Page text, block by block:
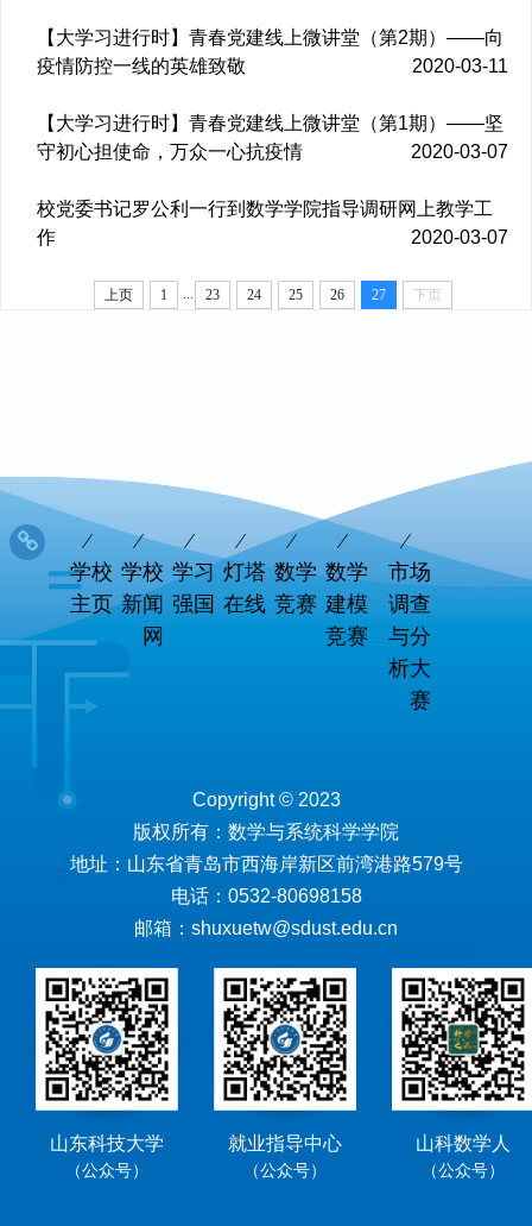
【大学习进行时】青春党建线上微讲堂（第2期）——向
疫情防控一线的英雄致敬
2020-03-11
【大学习进行时】青春党建线上微讲堂（第1期）——坚
守初心担使命，万众一心抗疫情
2020-03-07
校党委书记罗公利一行到数学学院指导调研网上教学工
作
2020-03-07
上页 1 ... 23 24 25 26 27 下页
学校
主页
学校
新闻
网
学习
强国
灯塔
在线
数学
竞赛
数学
建模
竞赛
市场
调查
与分
析大
赛
Copyright © 2023
版权所有：数学与系统科学学院
地址：山东省青岛市西海岸新区前湾港路579号
电话：0532-80698158
邮箱：shuxuetw@sdust.edu.cn
山东科技大学
（公众号）
就业指导中心
（公众号）
山科数学人
（公众号）